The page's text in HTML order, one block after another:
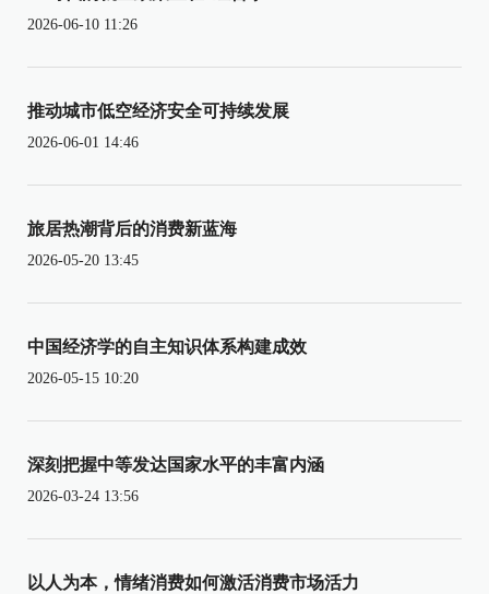
2026-06-10 11:26
推动城市低空经济安全可持续发展
2026-06-01 14:46
旅居热潮背后的消费新蓝海
2026-05-20 13:45
中国经济学的自主知识体系构建成效
2026-05-15 10:20
深刻把握中等发达国家水平的丰富内涵
2026-03-24 13:56
以人为本，情绪消费如何激活消费市场活力